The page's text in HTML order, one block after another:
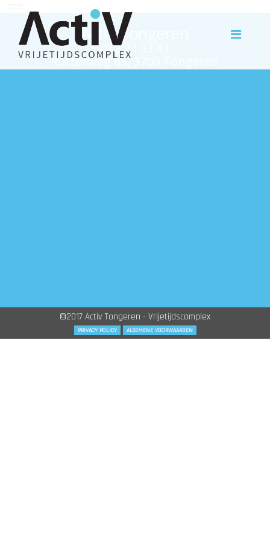
Activ Tongeren
012 23 33 43
Rutterweg 63, 3700 Tongeren
©2017 Activ Tongeren - Vrijetijdscomplex
PRIVACY POLICY ALGEMENE VOORWAARDEN